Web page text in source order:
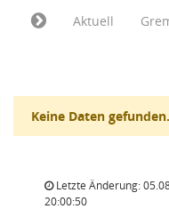
Aktuell
Keine Daten gefunden.
Letzte Änderung:
20:00:50